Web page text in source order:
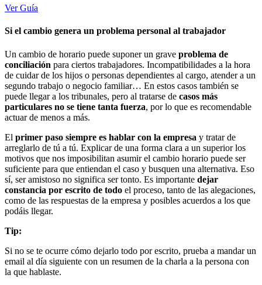
Ver Guía
Si el cambio genera un problema personal al trabajador
Un cambio de horario puede suponer un grave problema de
conciliación para ciertos trabajadores. Incompatibilidades a la hora
de cuidar de los hijos o personas dependientes al cargo, atender a un
segundo trabajo o negocio familiar… En estos casos también se
puede llegar a los tribunales, pero al tratarse de casos más
particulares no se tiene tanta fuerza, por lo que es recomendable
actuar de menos a más.
El primer paso siempre es hablar con la empresa y tratar de
arreglarlo de tú a tú. Explicar de una forma clara a un superior los
motivos que nos imposibilitan asumir el cambio horario puede ser
suficiente para que entiendan el caso y busquen una alternativa. Eso
sí, ser amistoso no significa ser tonto. Es importante dejar
constancia por escrito de todo el proceso, tanto de las alegaciones,
como de las respuestas de la empresa y posibles acuerdos a los que
podáis llegar.
Tip:
Si no se te ocurre cómo dejarlo todo por escrito, prueba a mandar un
email al día siguiente con un resumen de la charla a la persona con
la que hablaste.